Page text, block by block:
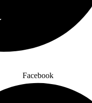
Facebook